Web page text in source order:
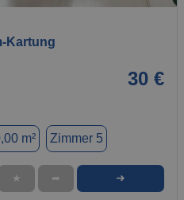
Kartung
30 €
m² Zimmer 5
★ ➦ ➜